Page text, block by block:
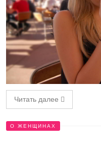
Читать далее
О ЖЕНЩИНАХ